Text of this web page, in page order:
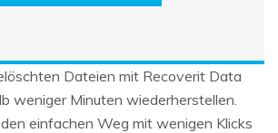
Dateien mit Recoverit Data
weniger Minuten wiederherstellen.
einfachen Weg mit wenigen Klicks